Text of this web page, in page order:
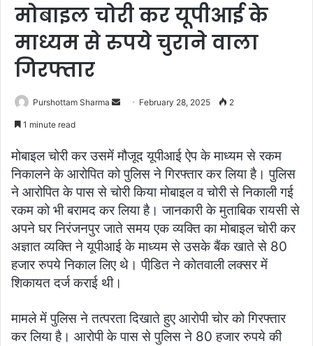
मोबाइल चोरी कर यूपीआई के
माध्यम से रुपये चुराने वाला
गिरफ्तार
Purshottam Sharma
d
a
n
e
a
i
l
February 28, 2025 2
1 minute read
मोबाइल चोरी कर उसमें मौजूद यूपीआई ऐप के माध्यम से रकम
निकालने के आरोपित को पुलिस ने गिरफ्तार कर लिया है। पुलिस
ने आरोपित के पास से चोरी किया मोबाइल व चोरी से निकाली गई
रकम को भी बरामद कर लिया है। जानकारी के मुताबिक रायसी से
अपने घर निरंजनपुर जाते समय एक व्यक्ति का मोबाइल चोरी कर
अज्ञात व्यक्ति ने यूपीआई के माध्यम से उसके बैंक खाते से 80
हजार रुपये निकाल लिए थे। पीडि़त ने कोतवाली लक्सर में
शिकायत दर्ज कराई थी।
मामले में पुलिस ने तत्परता दिखाते हुए आरोपी चोर को गिरफ्तार
कर लिया है। आरोपी के पास से पुलिस ने 80 हजार रुपये की